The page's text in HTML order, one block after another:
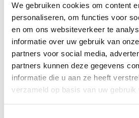
We gebruiken cookies om content
personaliseren, om functies voor
en om ons websiteverkeer te
informatie over uw gebruik van
partners voor social media,
partners kunnen deze gegevens
informatie die u aan ze heeft
verzameld op basis van uw gebruik
sporten in één activiteit.
lopen, werpen, ... allemaal
invloed hebben op de
sportspeelmuur. Er zijn heel
spelletjes ter beschikking.
De LÜ is er voor
Boeken doe je3 weken
De maximumcapaciteit